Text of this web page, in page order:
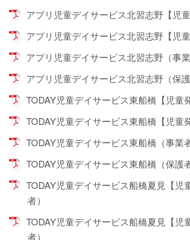
アプリ児童デイサービス北習志野【児
アプリ児童デイサービス北習志野【児
アプリ児童デイサービス北習志野（事業
アプリ児童デイサービス北習志野（保護
TODAY児童デイサービス東船橋【児童
TODAY児童デイサービス東船橋【児童
TODAY児童デイサービス東船橋（事業
TODAY児童デイサービス東船橋（保護
TODAY児童デイサービス船橋夏見【児
者）
TODAY児童デイサービス船橋夏見【児
者）